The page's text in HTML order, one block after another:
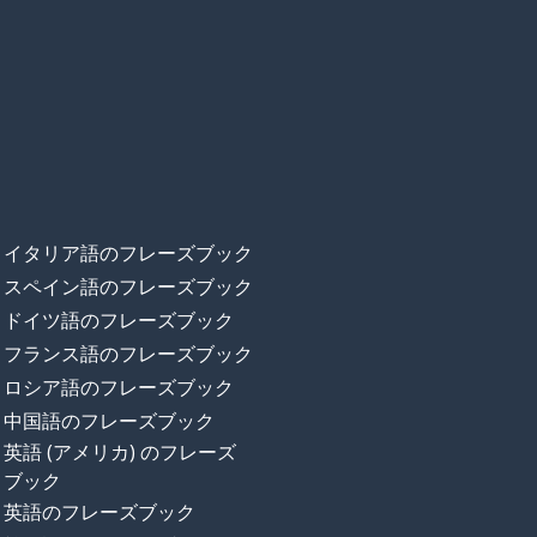
イタリア語のフレーズブック
スペイン語のフレーズブック
ドイツ語のフレーズブック
フランス語のフレーズブック
ロシア語のフレーズブック
中国語のフレーズブック
英語 (アメリカ) のフレーズ
ブック
英語のフレーズブック